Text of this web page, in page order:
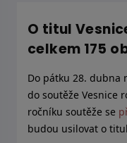
O titul
celkem 175
Do pátku 28. dubna
do soutěže Vesnice
ročníku soutěže se
budou usilovat o titul